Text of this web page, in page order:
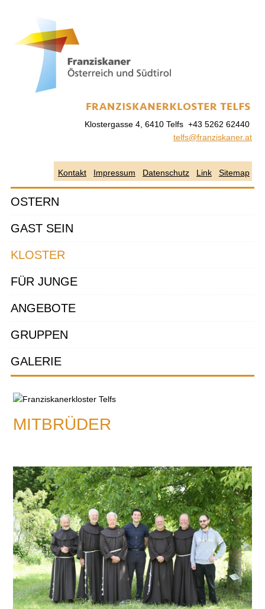
navigation
Skip
Klostergasse 4, 6410 Telfs +43 5262 62440
telfs@franziskaner.at
Kontakt Impressum Datenschutz Link Sitemap
OSTERN
GAST SEIN
KLOSTER
FÜR JUNGE
ANGEBOTE
GRUPPEN
GALERIE
MITBRÜDER